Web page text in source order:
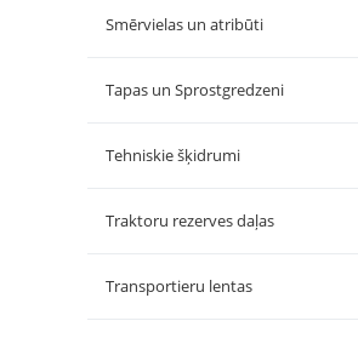
Smērvielas un atribūti
Tapas un Sprostgredzeni
Tehniskie šķidrumi
Traktoru rezerves daļas
Transportieru lentas